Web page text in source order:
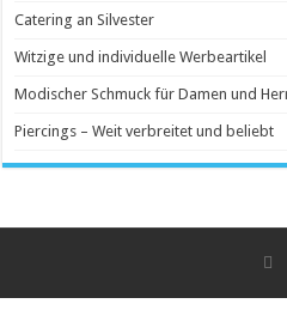
Catering an Silvester
Witzige und individuelle Werbeartikel
Modischer Schmuck für Damen und
Piercings – Weit verbreitet und beliebt